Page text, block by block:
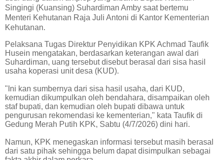
Singingi (Kuansing) Suhardiman Amby saat bertemu
Menteri Kehutanan Raja Juli Antoni di Kantor Kementerian
Kehutanan.
Pelaksana Tugas Direktur Penyidikan KPK Achmad Taufik
Husein mengatakan, berdasarkan keterangan awal dari
Suhardiman, uang tersebut disebut berasal dari sisa hasil
usaha koperasi unit desa (KUD).
"Ini kan sumbernya dari sisa hasil usaha, dari KUD,
kemudian dikumpulkan oleh bendahara, disampaikan oleh
staf bupati, dan kemudian oleh bupati dibawa untuk
pengurusan rekomendasi ke kementerian," kata Taufik di
Gedung Merah Putih KPK, Sabtu (4/7/2026) dini hari.
Namun, KPK menegaskan informasi tersebut masih berasal
dari satu pihak sehingga belum dapat disimpulkan sebagai